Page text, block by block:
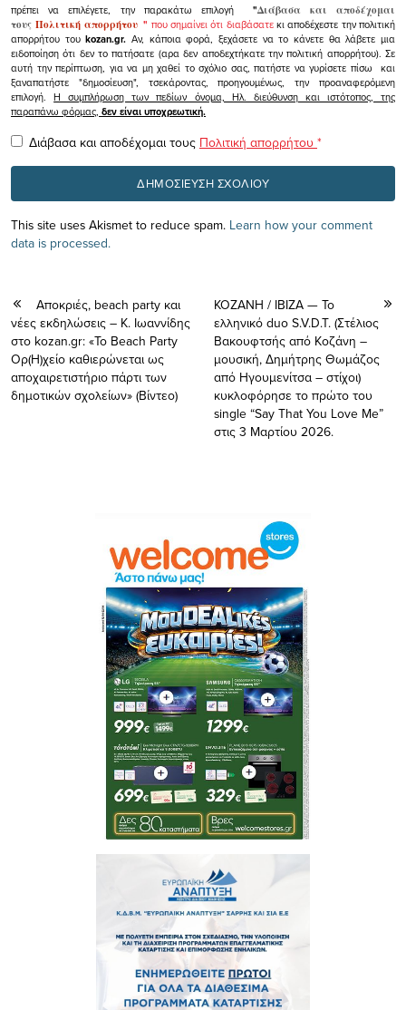
πρέπει να επιλέγετε, την παρακάτω επιλογή "Διάβασα και αποδέχομαι
τουςΠολιτική απορρήτου" που σημαίνει ότι διαβάσατεκι αποδέχεστε την πολιτική
απορρήτου τουkozan.gr. Αν, κάποια φορά, ξεχάσετε να το κάνετε θα λάβετε μια
ειδοποίηση ότι δεν το πατήσατε (αρα δεν αποδεχτήκατε την πολιτική απορρήτου). Σε
αυτή την περίπτωση, για να μη χαθεί το σχόλιο σας, πατήστε να γυρίσετε πίσω και
ξαναπατήστε "δημοσίευση", τσεκάροντας, προηγουμένως, την προαναφερόμενη
επιλογή.Η συμπλήρωση των πεδίων όνομα, Ηλ. διεύθυνση και ιστότοπος, της
παραπάνω φόρμας, δεν είναι υποχρεωτική.
Διάβασα και αποδέχομαι τους Πολιτική απορρήτου *
This site uses Akismet to reduce spam. Learn how your comment
data is processed.
Αποκριές, beach party και
νέες εκδηλώσεις – Κ. Ιωαννίδης
στο kozan.gr: «Το Beach Party
Ορ(Η)χείο καθιερώνεται ως
αποχαιρετιστήριο πάρτι των
δημοτικών σχολείων» (Βίντεο)
ΚΟΖΑΝΗ / IBIZA — Το
ελληνικό duo S.V.D.T. (Στέλιος
Βακουφτσής από Κοζάνη –
μουσική, Δημήτρης Θωμάζος
από Ηγουμενίτσα – στίχοι)
κυκλοφόρησε το πρώτο του
single “Say That You Love Me”
στις 3 Μαρτίου 2026.